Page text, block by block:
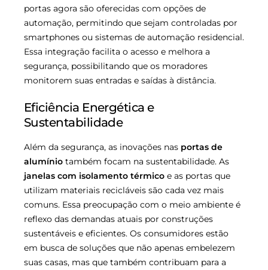
portas agora são oferecidas com opções de
automação, permitindo que sejam controladas por
smartphones ou sistemas de automação residencial.
Essa integração facilita o acesso e melhora a
segurança, possibilitando que os moradores
monitorem suas entradas e saídas à distância.
Eficiência Energética e
Sustentabilidade
Além da segurança, as inovações nas portas de
alumínio também focam na sustentabilidade. As
janelas com isolamento térmico e as portas que
utilizam materiais recicláveis são cada vez mais
comuns. Essa preocupação com o meio ambiente é
reflexo das demandas atuais por construções
sustentáveis e eficientes. Os consumidores estão
em busca de soluções que não apenas embelezem
suas casas, mas que também contribuam para a